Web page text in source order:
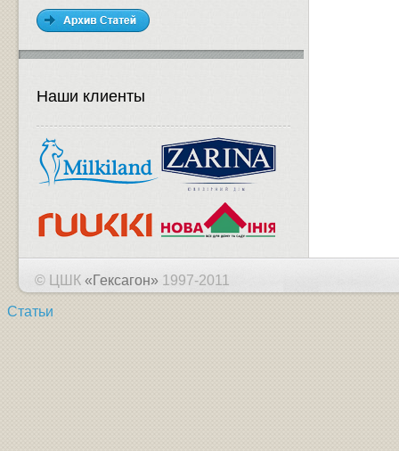
Наши клиенты
© ЦШК «Гексагон» 1997-2011
Статьи